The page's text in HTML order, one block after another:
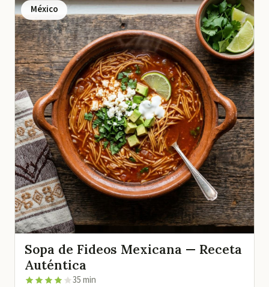
México
Sopa de Fideos Mexicana — Receta
Auténtica
35 min